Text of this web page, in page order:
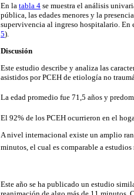
En la tabla 4 se muestra el análisis
pública, las edades menores y la
supervivencia al ingreso hospitalario.
5).
Discusión
Este estudio describe y analiza las
asistidos por PCEH de etiología no
La edad promedio fue 71,5 años y
El 92% de los PCEH ocurrieron en el
A nivel internacional existe un amplio
minutos, el cual es comparable a
Este año se ha publicado un estudio